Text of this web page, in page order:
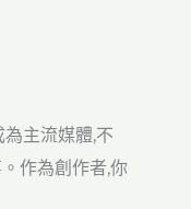
主流媒體,不
作為創作者,你